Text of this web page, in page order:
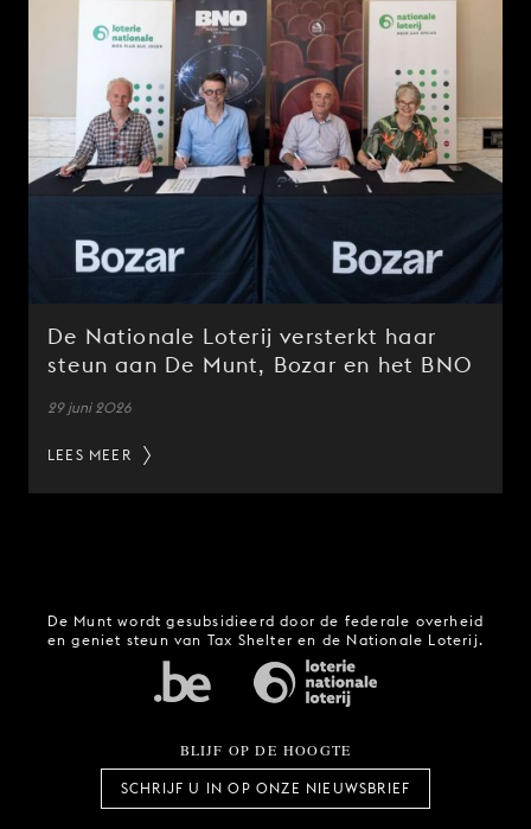
De Nationale Loterij versterkt haar
steun aan De Munt, Bozar en het BNO
29 juni 2026
LEES MEER
De Munt wordt gesubsidieerd door de federale overheid
en geniet steun van Tax Shelter en de Nationale Loterij.
BLIJF OP DE HOOGTE
SCHRIJF U IN OP ONZE NIEUWSBRIEF